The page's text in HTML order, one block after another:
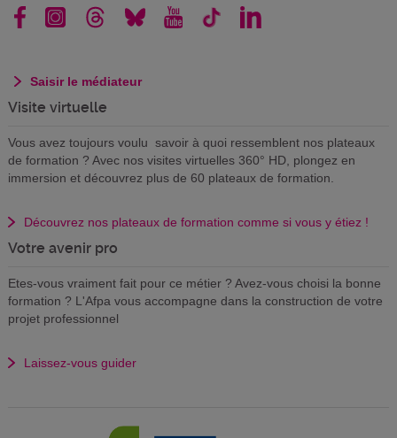
Saisir le médiateur
Visite virtuelle
Vous avez toujours voulu savoir à quoi ressemblent nos plateaux
de formation ? Avec nos visites virtuelles 360° HD, plongez en
immersion et découvrez plus de 60 plateaux de formation.
Découvrez nos plateaux de formation comme si vous y étiez !
Votre avenir pro
Etes-vous vraiment fait pour ce métier ? Avez-vous choisi la bonne
formation ? L'Afpa vous accompagne dans la construction de votre
projet professionnel
Laissez-vous guider